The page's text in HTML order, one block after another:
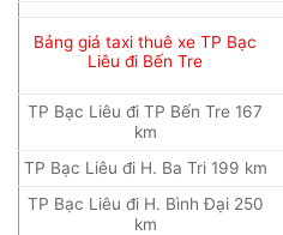
Bảng giá taxi thuê xe TP Bạc
Liêu đi Bến Tre
TP Bạc Liêu đi TP Bến Tre 167
km
TP Bạc Liêu đi H. Ba Tri 199 km
TP Bạc Liêu đi H. Bình Đại 250
km